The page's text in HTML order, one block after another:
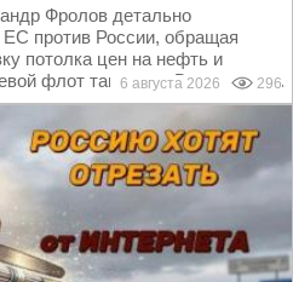
Фролов детально
ЕС против России, обращая
потолка цен на нефть и
флот танкеров. Вы узнаете...
6 августа 2026 296